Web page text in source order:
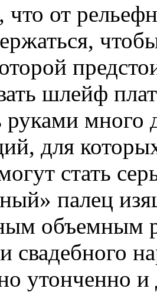
от
шлейф
руками много
для
стать
палец
объемным
свадебного
утонченно